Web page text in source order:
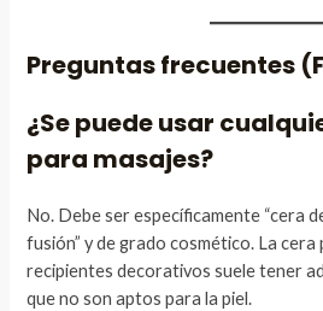
Preguntas frecuentes
¿Se puede usar
para masajes?
No. Debe ser específicamente “cera
fusión” y de grado cosmético. La cera
recipientes decorativos suele tener
que no son aptos para la piel.